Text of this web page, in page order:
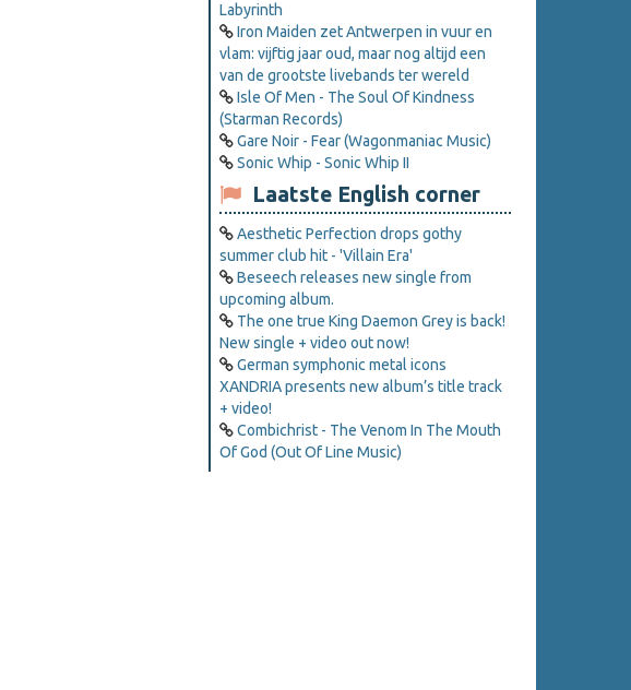
Labyrinth
Iron Maiden zet Antwerpen in vuur en
vlam: vijftig jaar oud, maar nog altijd een
van de grootste livebands ter wereld
Isle Of Men - The Soul Of Kindness
(Starman Records)
Gare Noir - Fear (Wagonmaniac Music)
Sonic Whip - Sonic Whip II
Laatste English corner
Aesthetic Perfection drops gothy
summer club hit - 'Villain Era'
Beseech releases new single from
upcoming album.
The one true King Daemon Grey is back!
New single + video out now!
German symphonic metal icons
XANDRIA presents new album’s title track
+ video!
Combichrist - The Venom In The Mouth
Of God (Out Of Line Music)